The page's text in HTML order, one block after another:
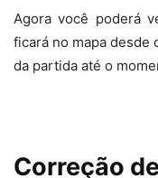
Agora você poderá
ficará no mapa desde
da partida até o
Correção